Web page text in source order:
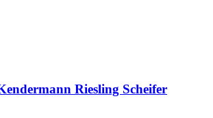
Riesling Scheifer